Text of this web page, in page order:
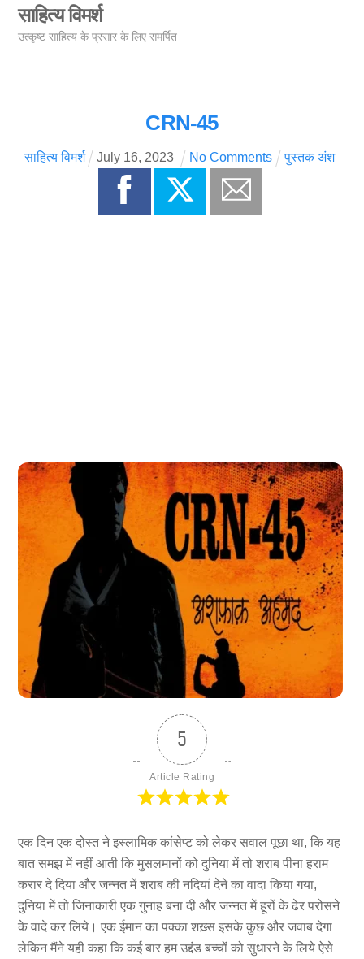
Skipसाहित्य विमर्श
उत्कृष्ट साहित्य के प्रसार के लिए समर्पित
CRN-45
साहित्य विमर्श July 16, 2023 No Comments पुस्तक अंश
5
Article Rating
एक दिन एक दोस्त ने इस्लामिक कांसेप्ट को लेकर सवाल पूछा था, कि यह
बात समझ में नहीं आती कि मुसलमानों को दुनिया में तो शराब पीना हराम
करार दे दिया और जन्नत में शराब की नदियां देने का वादा किया गया,
दुनिया में तो जिनाकारी एक गुनाह बना दी और जन्नत में हूरों के ढेर परोसने
के वादे कर लिये। एक ईमान का पक्का शख़्स इसके कुछ और जवाब देगा
लेकिन मैंने यही कहा कि कई बार हम उद्दंड बच्चों को सुधारने के लिये ऐसे